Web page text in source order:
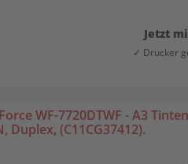
Jetzt
✓ Drucker
WF-7720DTWF - A3
Duplex, (C11CG37412).